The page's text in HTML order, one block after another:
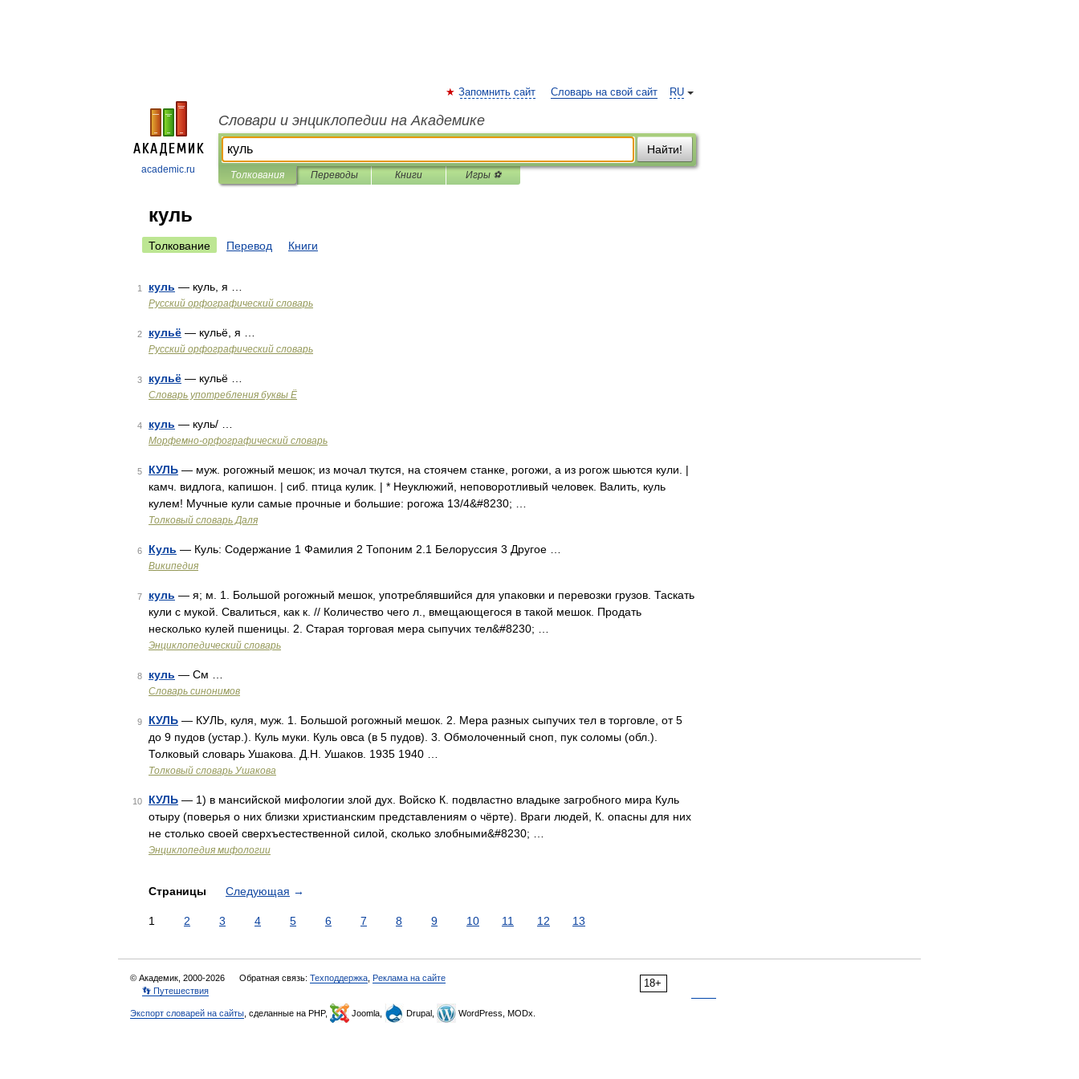
academic.ru
RU
Запомнить сайт Словарь на свой сайт
Словари и энциклопедии на Академике
Найти!
Толкования Переводы Книги Игры ⚽
куль
Толкование Перевод Книги
1 куль — куль, я …
Русский орфографический словарь
2 кульё — кульё, я …
Русский орфографический словарь
3 кульё — кульё …
Словарь употребления буквы Ё
4 куль — куль/ …
Морфемно-орфографический словарь
5 КУЛЬ — муж. рогожный мешок; из мочал ткутся, на стоячем станке, рогожи, а из рогож шьются кули. |
камч. видлога, капишон. | сиб. птица кулик. | * Неуклюжий, неповоротливый человек. Валить, куль
кулем! Мучные кули самые прочные и большие: рогожа 13/4&#8230; …
Толковый словарь Даля
6 Куль — Куль: Содержание 1 Фамилия 2 Топоним 2.1 Белоруссия 3 Другое …
Википедия
7 куль — я; м. 1. Большой рогожный мешок, употреблявшийся для упаковки и перевозки грузов. Таскать
кули с мукой. Свалиться, как к. // Количество чего л., вмещающегося в такой мешок. Продать
несколько кулей пшеницы. 2. Старая торговая мера сыпучих тел&#8230; …
Энциклопедический словарь
8 куль — См …
Словарь синонимов
9 КУЛЬ — КУЛЬ, куля, муж. 1. Большой рогожный мешок. 2. Мера разных сыпучих тел в торговле, от 5
до 9 пудов (устар.). Куль муки. Куль овса (в 5 пудов). 3. Обмолоченный сноп, пук соломы (обл.).
Толковый словарь Ушакова. Д.Н. Ушаков. 1935 1940 …
Толковый словарь Ушакова
10 КУЛЬ — 1) в мансийской мифологии злой дух. Войско К. подвластно владыке загробного мира Куль
отыру (поверья о них близки христианским представлениям о чёрте). Враги людей, К. опасны для них
не столько своей сверхъестественной силой, сколько злобными&#8230; …
Энциклопедия мифологии
Страницы Следующая →
1 2 3 4 5 6 7 8 9 10 11 12 13
18+
© Академик, 2000-2026 Обратная связь: Техподдержка Реклама на сайте
👣 Путешествия
Экспорт словарей на сайты , сделанные на PHP, Joomla, Drupal, WordPress, MODx.